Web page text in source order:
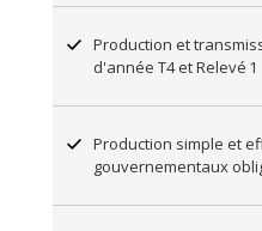
Production et
d'année T4 et Relevé 1
Production simple et
gouvernementaux